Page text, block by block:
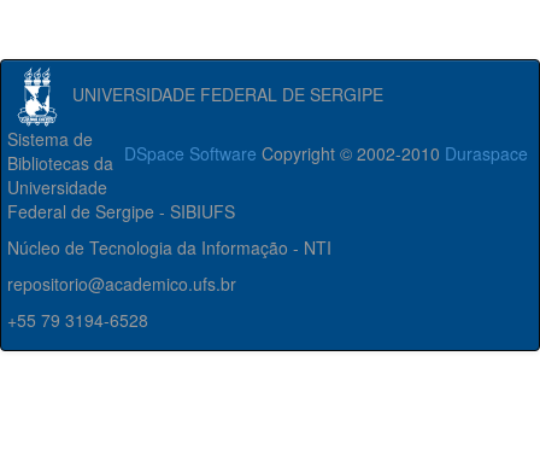
UNIVERSIDADE FEDERAL DE SERGIPE
DSpace Software Copyright © 2002-2010 Duraspace
Sistema de
Bibliotecas da
Universidade
Federal de Sergipe - SIBIUFS
Núcleo de Tecnologia da Informação - NTI
repositorio@academico.ufs.br
+55 79 3194-6528